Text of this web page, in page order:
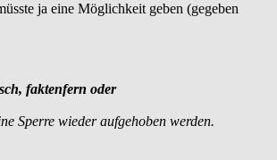
ja eine Möglichkeit geben (gegeben
faktenfern oder
Sperre wieder aufgehoben werden.